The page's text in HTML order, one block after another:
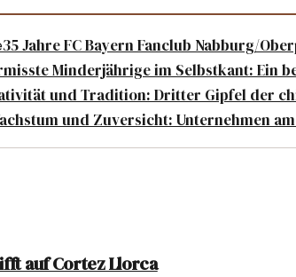
35 Jahre FC Bayern Fanclub Nabburg/
Minderjährige im Selbstkant: Ein
und Tradition: Dritter Gipfel der
und Zuversicht: Unternehmen
auf Cortez Llorca